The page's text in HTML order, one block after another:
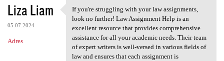
Liza Liam
05.07.2024
Adres
If you're struggling with
If you're struggling with your law assignments,
look no further! Law Assignment Help is an
excellent resource that provides comprehensive
assistance for all your academic needs. Their team
of expert writers is well-versed in various fields of
law and ensures that each assignment is